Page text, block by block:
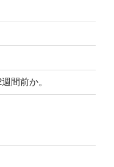
間前か。